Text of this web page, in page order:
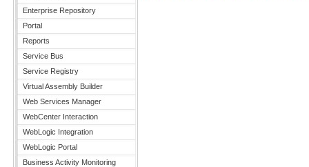
Enterprise Repository
Portal
Reports
Service Bus
Service Registry
Virtual Assembly Builder
Web Services Manager
WebCenter Interaction
WebLogic Integration
WebLogic Portal
Business Activity Monitoring